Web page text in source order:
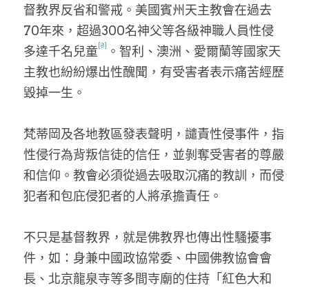
督教界反省和警戒。美國賓州天主教會在過去
70年來，超過300名神父等各級神職人員性侵
多達千名兒童 [8]
。智利、澳洲、愛爾蘭等國家天
主教也紛紛爆出性醜聞，有受害者表示痛苦經歷
毀掉一生。
梵蒂岡及各地教區發表聲明，譴責性侵事件，指
性侵行為背叛信徒的信任，並剝奪受害者的尊嚴
和信仰。教會必須從過去吸取沉痛的教訓，而侵
犯者和包庇侵犯者的人將承擔責任。
不只是基督教界，就是佛教界也傳出性騷擾事
件，如：身兼中國政協常委、中國佛教協會會
長、北京龍泉寺等多間寺廟的住持「紅色大和